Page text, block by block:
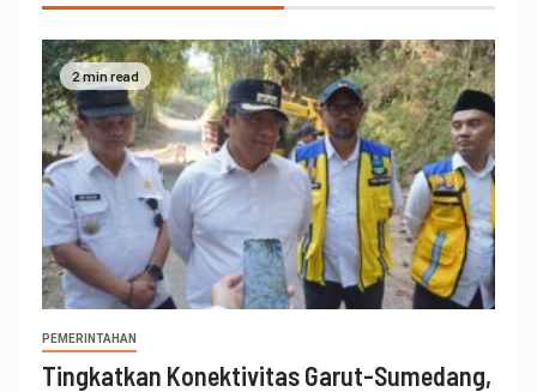
2 min read
PEMERINTAHAN
Tingkatkan Konektivitas Garut-Sumedang,